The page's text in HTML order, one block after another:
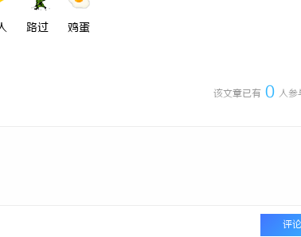
路过 鸡蛋
该文章已有 0 人参
评论